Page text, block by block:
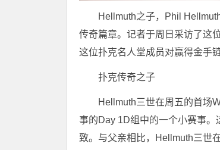
Hellmuth之子，Phil
传奇篇章。记者于周日采访了这
这位扑克名人堂成员对赢得金手
扑克传奇之子
Hellmuth三世在周五的首场
事的Day 1D组中的一个小赛事
致。与父亲相比，Hellmuth三世